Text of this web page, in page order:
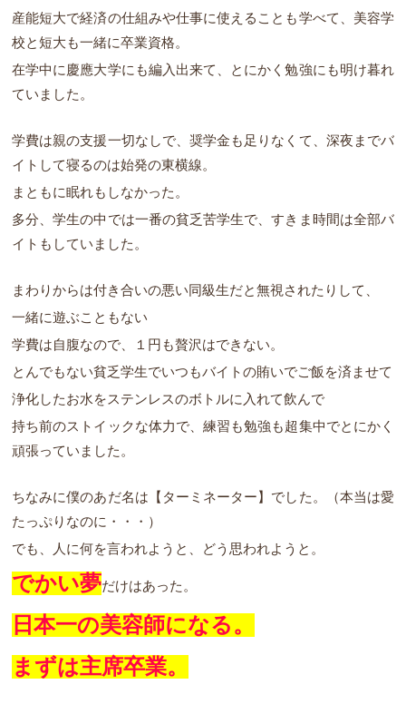
産能短大で経済の仕組みや仕事に使えることも学べて、美容学
校と短大も一緒に卒業資格。
在学中に慶應大学にも編入出来て、とにかく勉強にも明け暮れ
ていました。
学費は親の支援一切なしで、奨学金も足りなくて、深夜までバ
イトして寝るのは始発の東横線。
まともに眠れもしなかった。
多分、学生の中では一番の貧乏苦学生で、すきま時間は全部バ
イトもしていました。
まわりからは付き合いの悪い同級生だと無視されたりして、
一緒に遊ぶこともない
学費は自腹なので、１円も贅沢はできない。
とんでもない貧乏学生でいつもバイトの賄いでご飯を済ませて
浄化したお水をステンレスのボトルに入れて飲んで
持ち前のストイックな体力で、練習も勉強も超集中でとにかく
頑張っていました。
ちなみに僕のあだ名は【ターミネーター】でした。（本当は愛
たっぷりなのに・・・）
でも、人に何を言われようと、どう思われようと。
でかい夢だけはあった。
日本一の美容師になる。
まずは主席卒業。